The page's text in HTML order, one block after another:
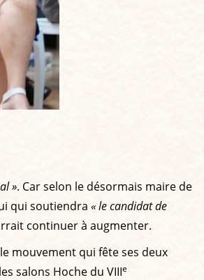
». Car selon le désormais maire de
qui soutiendra « le candidat de
continuer à augmenter.
mouvement qui fête ses deux
salons Hoche du VIIIe